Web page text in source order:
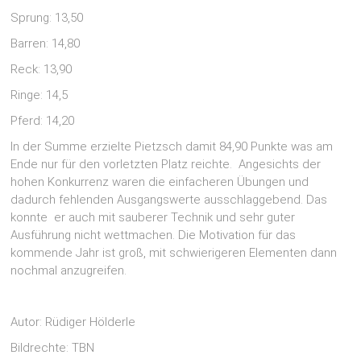
Sprung: 13,50
Barren: 14,80
Reck: 13,90
Ringe: 14,5
Pferd: 14,20
In der Summe erzielte Pietzsch damit 84,90 Punkte was am
Ende nur für den vorletzten Platz reichte. Angesichts der
hohen Konkurrenz waren die einfacheren Übungen und
dadurch fehlenden Ausgangswerte ausschlaggebend. Das
konnte er auch mit sauberer Technik und sehr guter
Ausführung nicht wettmachen. Die Motivation für das
kommende Jahr ist groß, mit schwierigeren Elementen dann
nochmal anzugreifen.
Autor: Rüdiger Hölderle
Bildrechte: TBN